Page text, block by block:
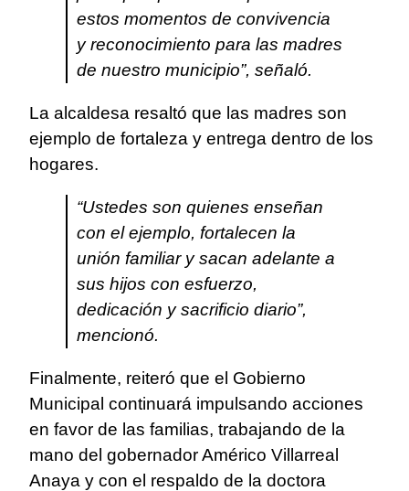
estos momentos de convivencia
y reconocimiento para las madres
de nuestro municipio”, señaló.
La alcaldesa resaltó que las madres son
ejemplo de fortaleza y entrega dentro de los
hogares.
“Ustedes son quienes enseñan
con el ejemplo, fortalecen la
unión familiar y sacan adelante a
sus hijos con esfuerzo,
dedicación y sacrificio diario”,
mencionó.
Finalmente, reiteró que el Gobierno
Municipal continuará impulsando acciones
en favor de las familias, trabajando de la
mano del gobernador Américo Villarreal
Anaya y con el respaldo de la doctora